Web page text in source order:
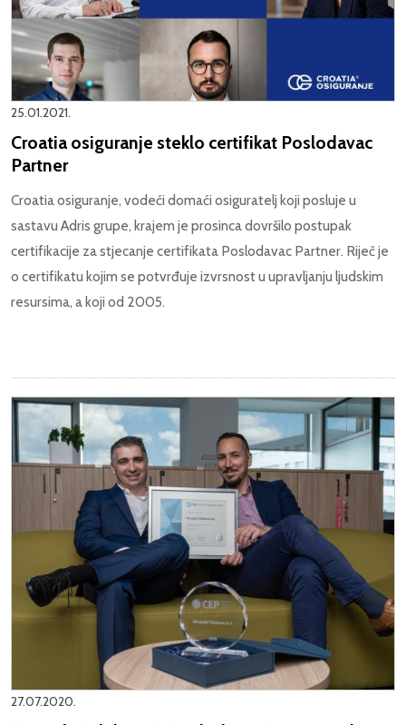
25.01.2021.
Croatia osiguranje steklo certifikat Poslodavac
Partner
Croatia osiguranje, vodeći domaći osiguratelj koji posluje u
sastavu Adris grupe, krajem je prosinca dovršilo postupak
certifikacije za stjecanje certifikata Poslodavac Partner. Riječ je
o certifikatu kojim se potvrđuje izvrsnost u upravljanju ljudskim
resursima, a koji od 2005.
27.07.2020.